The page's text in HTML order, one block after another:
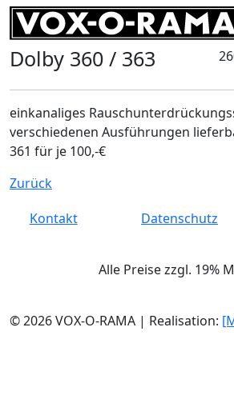
Dolby 360 / 363
einkanaliges
verschiedenen Ausführungen
361 für je 100,-€
Zurück
Kontakt
Datenschutz
Alle Preise zzgl. 19%
© 2026 VOX-O-RAMA | Realisation: